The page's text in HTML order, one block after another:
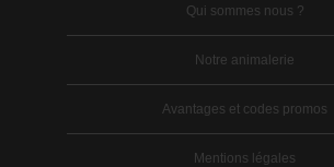
Qui sommes nous ?
Notre animalerie
Avantages et codes promos
Mentions légales